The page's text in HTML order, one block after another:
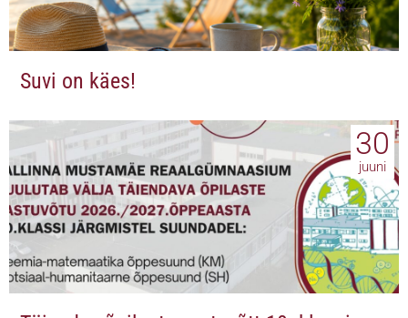
Suvi on käes!
30
juuni